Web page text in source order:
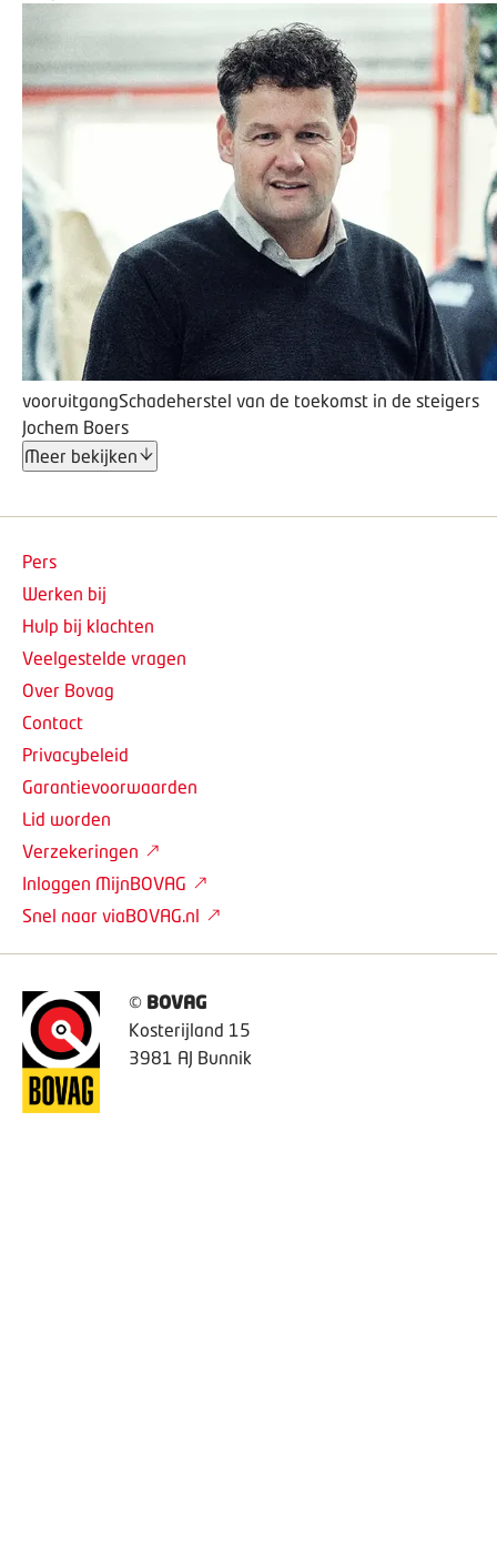
vooruitgangSchadeherstel van de toekomst in de steigers
Jochem Boers
Meer bekijken
© BOVAG
Kosterijland 15
3981 AJ Bunnik
Pers
Werken bij
Hulp bij klachten
Veelgestelde vragen
Over Bovag
Contact
Privacybeleid
Garantievoorwaarden
Lid worden
Verzekeringen
Inloggen MijnBOVAG
Snel naar viaBOVAG.nl